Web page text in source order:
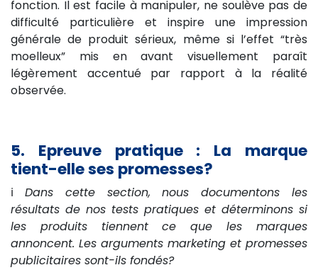
fonction. Il est facile à manipuler, ne soulève pas de
difficulté particulière et inspire une impression
générale de produit sérieux, même si l’effet “très
moelleux” mis en avant visuellement paraît
légèrement accentué par rapport à la réalité
observée.
5. Epreuve pratique : La marque
tient-elle ses promesses?
ℹ️ Dans cette section, nous documentons les
résultats de nos tests pratiques et déterminons si
les produits tiennent ce que les marques
annoncent. Les arguments marketing et promesses
publicitaires sont-ils fondés?